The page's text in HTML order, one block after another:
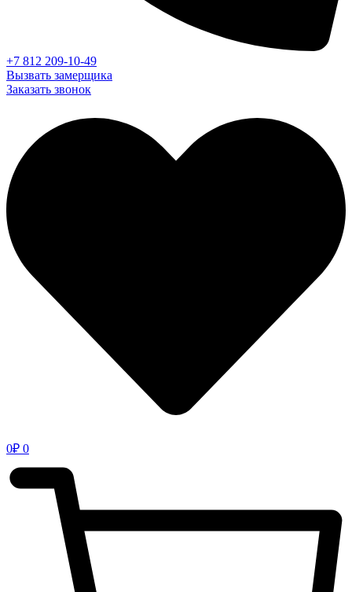
+7 812 209-10-49
Вызвать замерщика
Заказать звонок
0₽ 0